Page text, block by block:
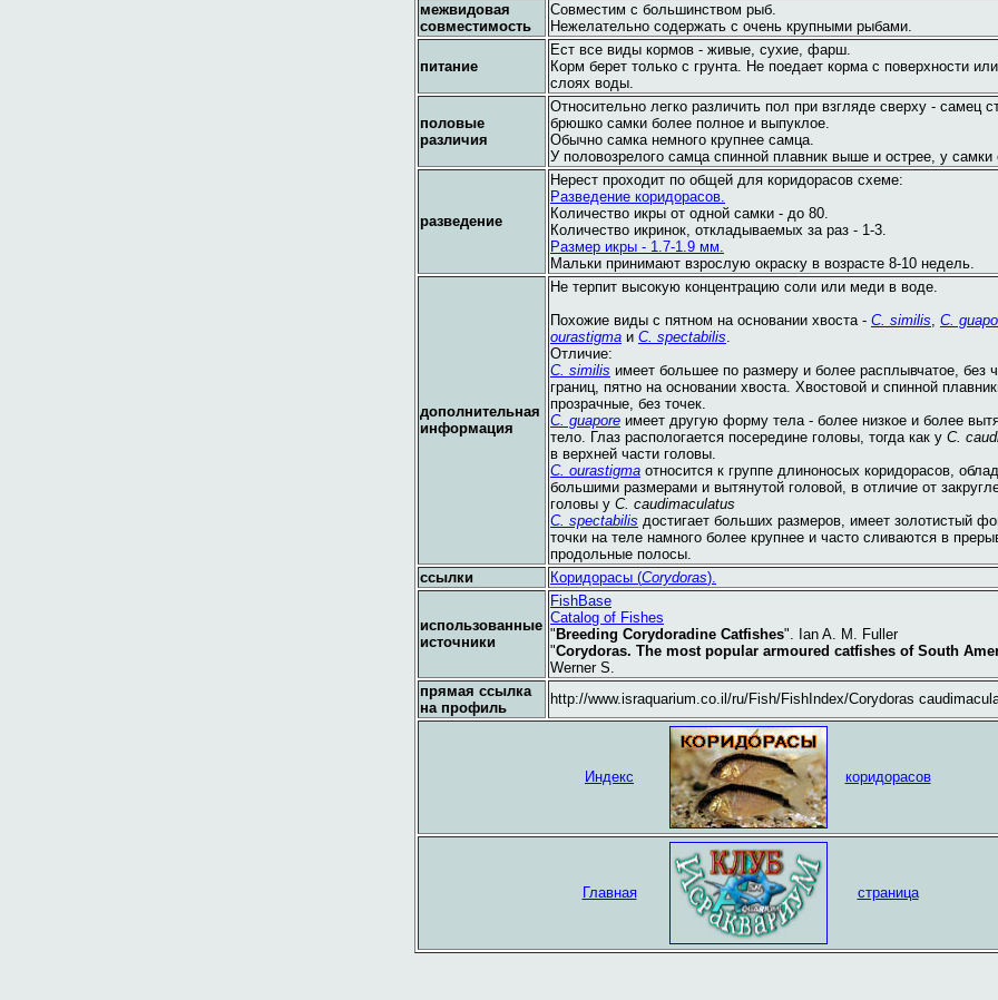
межвидовая
совместимость
Совместим с большинством рыб.
Нежелательно содержать с очень крупными рыбами.
питание
Ест все виды кормов - живые, сухие, фарш.
Корм берет только с грунта. Не поедает корма с поверхности
слоях воды.
половые
различия
Относительно легко различить пол при взгляде сверху - самец
брюшко самки более полное и выпуклое.
Обычно самка немного крупнее самца.
У половозрелого самца спинной плавник выше и острее, у самки
разведение
Нерест проходит по общей для коридорасов схеме:
Разведение коридорасов.
Количество икры от одной самки - до 80.
Количество икринок, откладываемых за раз - 1-3.
Размер икры - 1.7-1.9 мм.
Мальки принимают взрослую окраску в возрасте 8-10 недель.
дополнительная
информация
Не терпит высокую концентрацию соли или меди в воде.
Похожие виды с пятном на основании хвоста - C. similis, C.
ourastigma и C. spectabilis.
Отличие:
C. similis имеет большее по размеру и более расплывчатое, без
границ, пятно на основании хвоста. Хвостовой и спинной
прозрачные, без точек.
C. guapore имеет другую форму тела - более низкое и более
тело. Глаз распологается посередине головы, тогда как у C.
в верхней части головы.
C. ourastigma относится к группе длиноносых коридорасов,
большими размерами и вытянутой головой, в отличие от
головы у C. caudimaculatus
C. spectabilis достигает больших размеров, имеет золотистый
точки на теле намного более крупнее и часто сливаются в
продольные полосы.
ссылки
Коридорасы (Corydoras).
использованные
источники
FishBase
Catalog of Fishes
" Breeding Corydoradine Catfishes". Ian A. M. Fuller
"Corydoras. The most popular armoured catfishes of South
Werner S.
прямая ссылка
на профиль
http://www.israquarium.co.il/ru/Fish/FishIndex/Corydoras
Индекс коридорасов
Главная страница